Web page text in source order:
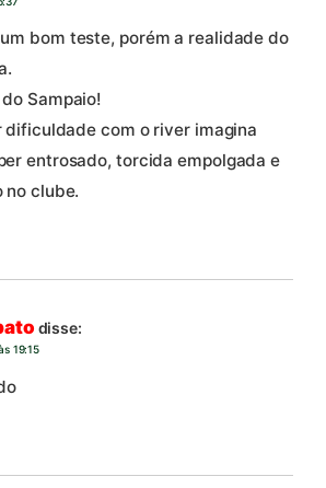
bom teste, porém a realidade do
Sampaio!
dificuldade com o river imagina
entrosado, torcida empolgada e
no clube.
disse:
19:15